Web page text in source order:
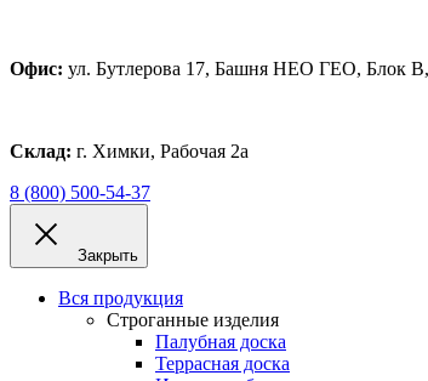
Офис: ул. Бутлерова 17, Башня НЕО ГЕО, Блок
Склад: г. Химки, Рабочая 2а
8 (800) 500-54-37
Закрыть
Вся продукция
Строганные изделия
Палубная доска
Террасная доска